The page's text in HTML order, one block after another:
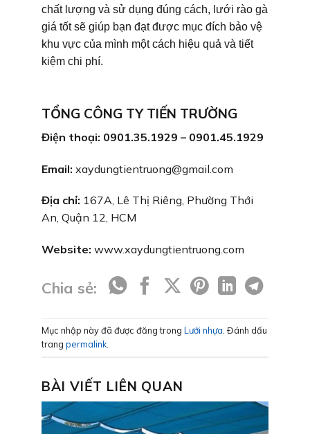
chất lượng và sử dụng đúng cách, lưới rào gà
giá tốt sẽ giúp bạn đạt được mục đích bảo vệ
khu vực của mình một cách hiệu quả và tiết
kiệm chi phí.
TỔNG CÔNG TY TIẾN TRƯỜNG
Điện thoại: 0901.35.1929 – 0901.45.1929
Email: xaydungtientruong@gmail.com
Địa chỉ: 167A, Lê Thị Riêng, Phường Thới
An, Quận 12, HCM
Website: www.xaydungtientruong.com
Chia sẻ:
Mục nhập này đã được đăng trong Lưới nhựa. Đánh dấu
trang permalink.
BÀI VIẾT LIÊN QUAN